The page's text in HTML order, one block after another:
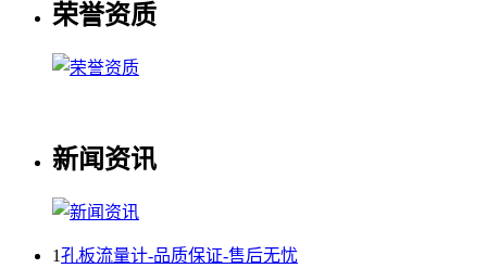
荣誉资质
新闻资讯
1孔板流量计-品质保证-售后无忧